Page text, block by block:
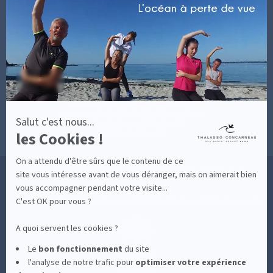
savoir
plus
sur
Axeptio
Salut c'est nous...
les Cookies !
On a attendu d'être sûrs que le contenu de ce
site vous intéresse avant de vous déranger, mais on aimerait bien
vous accompagner pendant votre visite...
C'est OK pour vous ?
A quoi servent les cookies ?
Le bon fonctionnement du site
l'analyse de notre trafic pour optimiservotre expérience
SOINS AVEC HÉBERGEMENT
BONNES RAISONS DE VENIR
MON COMPTE
MON PANIER
ACCÈS
CONTACT
MESURES D'HYGIÈNE
POLITIQUE DE CONFIDENTIALITÉ
MENTIONS LÉGALES
36 RUE DES SABLES BLANCS - 29900 CONCARNEAU - 02 98 75 05 40
CLIQUEZ-ICI POUR MODIFIER VOS PRÉFÉRENCES EN MATIÈRE DE COOKIES